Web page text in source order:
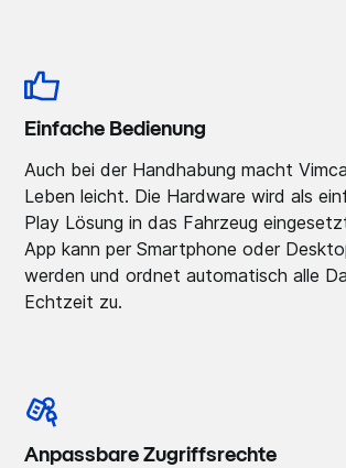
Einfache Bedienung
Auch bei der Handhabung macht
Leben leicht. Die Hardware wird als
Play Lösung in das Fahrzeug
App kann per Smartphone oder
werden und ordnet automatisch alle
Echtzeit zu.
Anpassbare Zugriffsrechte